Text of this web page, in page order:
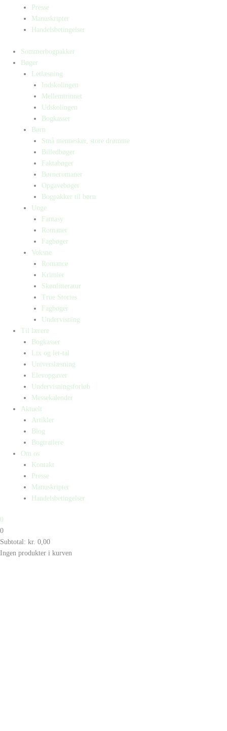
Presse
Manuskripter
Handelsbetingelser
Sommerbogpakker
Bøger
Letlæsning
Indskolingen
Mellemtrinnet
Udskolingen
Bogkasser
Børn
Små mennesker, store drømme
Billedbøger
Faktabøger
Børneromaner
Opgavebøger
Bogpakker til børn
Unge
Fantasy
Romaner
Fagbøger
Voksne
Romance
Krimier
Skønlitteratur
True Stories
Fagbøger
Undervisning
Til lærere
Bogkasser
Lix og let-tal
Universlæsning
Elevopgaver
Undervisningsforløb
Messekalender
Aktuelt
Artikler
Blog
Bogtrailere
Om os
Kontakt
Presse
Manuskripter
Handelsbetingelser
0
0
Subtotal: kr. 0,00
Ingen produkter i kurven